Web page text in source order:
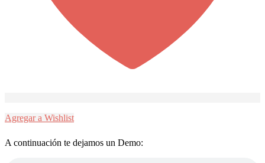
Agregar a Wishlist
A continuación te dejamos un Demo: